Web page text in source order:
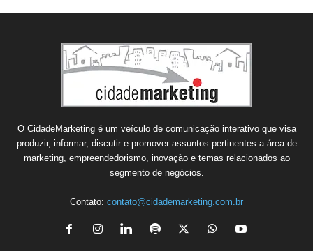
O CidadeMarketing é um veículo de comunicação interativo que visa
produzir, informar, discutir e promover assuntos pertinentes a área de
marketing, empreendedorismo, inovação e temas relacionados ao
segmento de negócios.
Contato: contato@cidademarketing.com.br